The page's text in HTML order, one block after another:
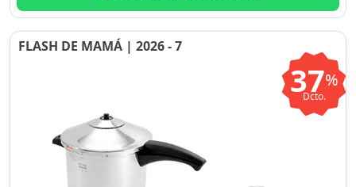
FLASH DE MAMÁ | 2026 - 7
37%
Dcto.